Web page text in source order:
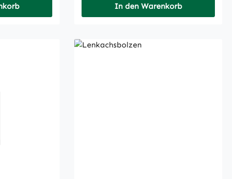
In den Warenkorb